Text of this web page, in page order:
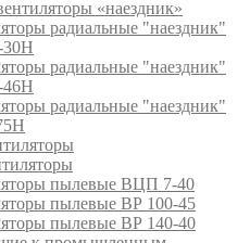
«наездник»
радиальные "наездник"
30Н
радиальные "наездник"
46Н
радиальные "наездник"
пылевые ВЦП 7-40
пылевые ВР 100-45
пылевые ВР 140-40